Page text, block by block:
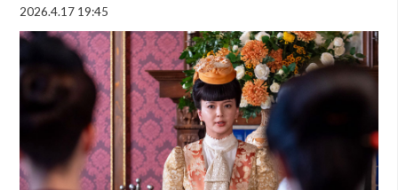
2026.4.17 19:45